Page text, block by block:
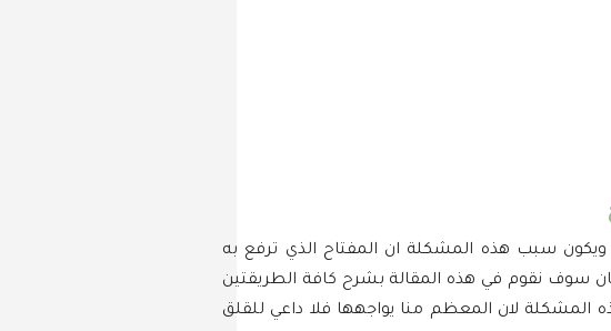
ويكون سبب هذه المشكلة ان المفتاح الذي ترفع به
سوف نقوم في هذه المقالة بشرح كافة الطريقتين
لان المعظم منا يواجهها فلا داعي للقلق